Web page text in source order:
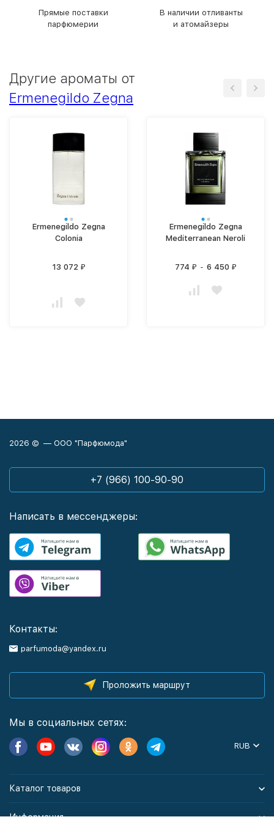
Прямые поставки
парфюмерии
В наличии отливанты
и атомайзеры
Другие ароматы от
Ermenegildo Zegna
Ermenegildo Zegna
Colonia
13 072 ₽
Ermenegildo Zegna
Mediterranean Neroli
774 ₽ - 6 450 ₽
2026 © — ООО "Парфюмода"
+7 (966) 100-90-90
Написать в мессенджеры:
Контакты:
parfumoda@yandex.ru
Проложить маршрут
Мы в социальных сетях:
RUB
Каталог товаров
Информация